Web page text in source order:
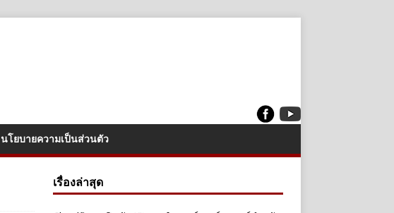
นโยบายความเป็นส่วนตัว
เรื่องล่าสุด